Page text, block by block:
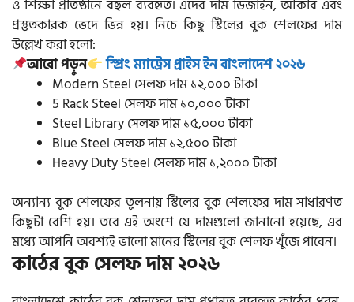
ও শিক্ষা প্রতিষ্ঠানে বহুল ব্যবহৃত। এদের দাম ডিজাইন, আকার এবং
প্রস্তুতকারক ভেদে ভিন্ন হয়। নিচে কিছু স্টিলের বুক শেলফের দাম
উল্লেখ করা হলো:
আরো পড়ুন
স্প্রিং ম্যাট্রেস প্রাইস ইন বাংলাদেশ ২০২৬
Modern Steel সেলফ দাম ১২,০০০ টাকা
5 Rack Steel সেলফ দাম ১০,০০০ টাকা
Steel Library সেলফ দাম ১৫,০০০ টাকা
Blue Steel সেলফ দাম ১২,৫০০ টাকা
Heavy Duty Steel সেলফ দাম ১,২০০০ টাকা
অন্যান্য বুক শেলফের তুলনায় স্টিলের বুক শেলফের দাম সাধারণত
কিছুটা বেশি হয়। তবে এই অংশে যে দামগুলো জানানো হয়েছে, এর
মধ্যে আপনি অবশ্যই ভালো মানের স্টিলের বুক শেলফ খুঁজে পাবেন।
কাঠের বুক সেলফ দাম ২০২৬